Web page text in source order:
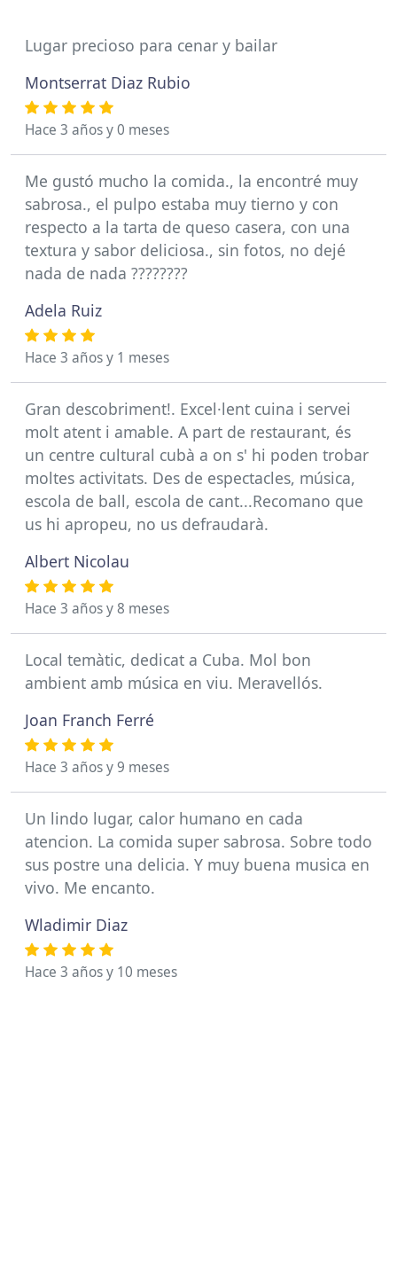
Lugar precioso para cenar y bailar
Montserrat Diaz Rubio
Hace 3 años y 0 meses
Me gustó mucho la comida., la encontré muy
sabrosa., el pulpo estaba muy tierno y con
respecto a la tarta de queso casera, con una
textura y sabor deliciosa., sin fotos, no dejé
nada de nada ????????
Adela Ruiz
Hace 3 años y 1 meses
Gran descobriment!. Excel·lent cuina i servei
molt atent i amable. A part de restaurant, és
un centre cultural cubà a on s' hi poden trobar
moltes activitats. Des de espectacles, música,
escola de ball, escola de cant...Recomano que
us hi apropeu, no us defraudarà.
Albert Nicolau
Hace 3 años y 8 meses
Local temàtic, dedicat a Cuba. Mol bon
ambient amb música en viu. Meravellós.
Joan Franch Ferré
Hace 3 años y 9 meses
Un lindo lugar, calor humano en cada
atencion. La comida super sabrosa. Sobre todo
sus postre una delicia. Y muy buena musica en
vivo. Me encanto.
Wladimir Diaz
Hace 3 años y 10 meses